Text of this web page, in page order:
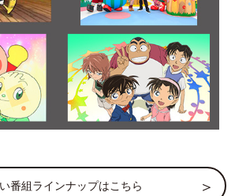
番組ラインナップはこちら